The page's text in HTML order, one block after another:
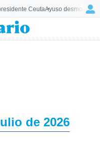
CeutaAyuso desmonta a
de 2026